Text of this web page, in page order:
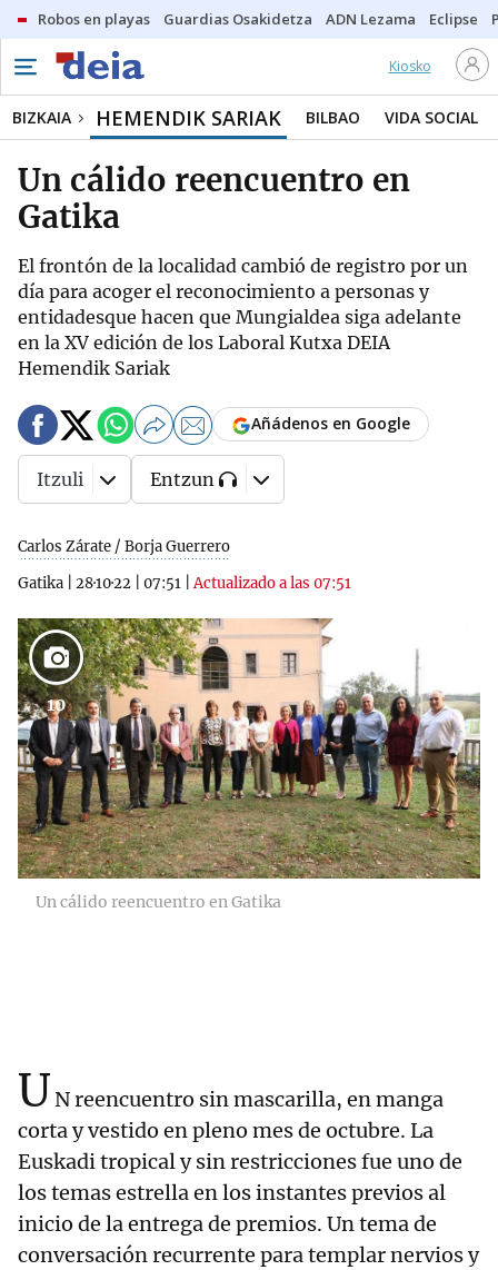
Robos en playas Guardias Osakidetza ADN Lezama Eclipse
Kiosko
BIZKAIA HEMENDIK SARIAK BILBAO VIDA SOCIAL
Un cálido reencuentro en
Gatika
El frontón de la localidad cambió de registro por un
día para acoger el reconocimiento a personas y
entidadesque hacen que Mungialdea siga adelante
en la XV edición de los Laboral Kutxa DEIA
Hemendik Sariak
Carlos Zárate / Borja Guerrero
Gatika
28·10·22 07:51 |Actualizado a las 07:51
Añádenos en Google
Itzuli Entzun
10
Un cálido reencuentro en Gatika
U N reencuentro sin mascarilla, en manga
corta y vestido en pleno mes de octubre. La
Euskadi tropical y sin restricciones fue uno de
los temas estrella en los instantes previos al
inicio de la entrega de premios. Un tema de
conversación recurrente para templar nervios y